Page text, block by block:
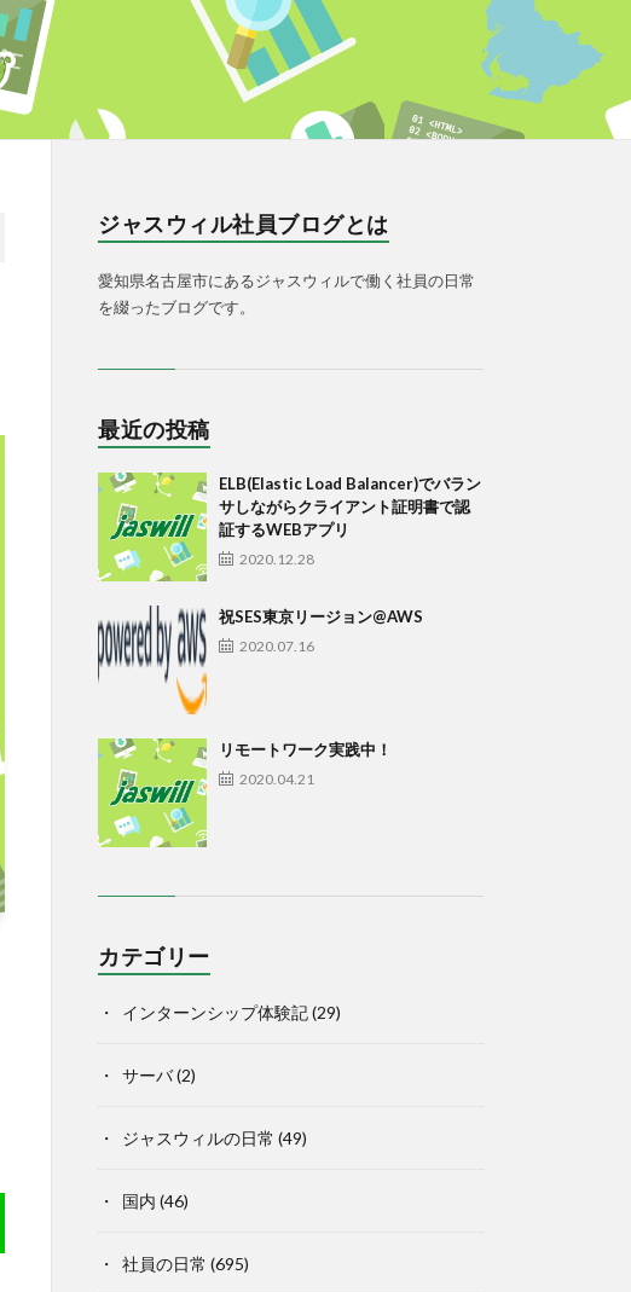
ジャスウィル社員ブログとは
愛知県名古屋市にあるジャスウィルで働く社員の日常
を綴ったブログです。
最近の投稿
ELB(Elastic Load Balancer)でバラン
サしながらクライアント証明書で認
証するWEBアプリ
2020.12.28
祝SES東京リージョン@AWS
2020.07.16
リモートワーク実践中！
2020.04.21
カテゴリー
インターンシップ体験記(29)
サーバ(2)
ジャスウィルの日常 (49)
国内 (46)
社員の日常 (695)